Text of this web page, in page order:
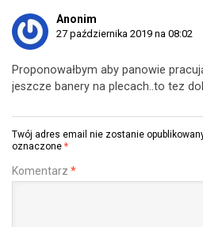
Anonim
27 października 2019 na 08:02
Proponowałbym aby panowie
jeszcze banery na plecach..to tez
Twój adres email nie zostanie
oznaczone *
Komentarz *